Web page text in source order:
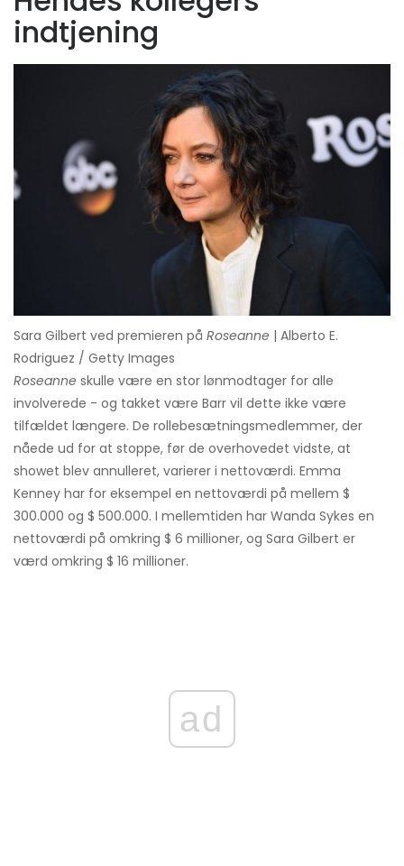
indtjening
Sara Gilbert ved premieren på Roseanne | Alberto E.
Rodriguez / Getty Images
Roseanne skulle være en stor lønmodtager for alle
involverede - og takket være Barr vil dette ikke være
tilfældet længere. De rollebesætningsmedlemmer, der
nåede ud for at stoppe, før de overhovedet vidste, at
showet blev annulleret, varierer i nettoværdi. Emma
Kenney har for eksempel en nettoværdi på mellem $
300.000 og $ 500.000. I mellemtiden har Wanda Sykes en
nettoværdi på omkring $ 6 millioner, og Sara Gilbert er
værd omkring $ 16 millioner.
ad